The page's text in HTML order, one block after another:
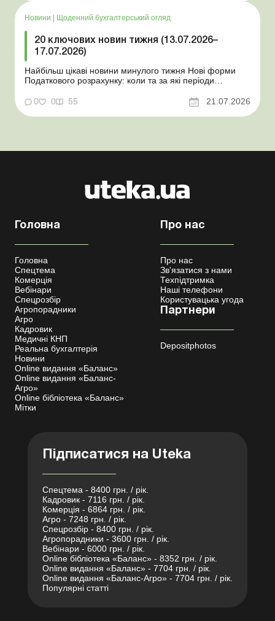
Новини | Щоденний бухгалтерський огляд
20 ключових новин тижня (13.07.2026–
17.07.2026)
Найбільш цікаві новини минулого тижня Нові форми
Податкового розрахунку: коли та за які періоди
відстрочки від призову під час мобілізації удосконалено
Кабмін утворив Координаційний центр з організації
бронювання військовозобов’язаних Верховна ...
0 0 55 21.07.2026
Головна
Головна
Спецтема
Комерція
Вебінари
Спецрозбір
Агропорадники
Агро
Кадровик
Медичні КНП
Реальна бухгалтерія
Новини
Online видання «Баланс»
Online видання «Баланс-
Агро»
Online бібліотека «Баланс»
Мітки
Про нас
Про нас
Зв'язатися з нами
Техпідтримка
Наші телефони
Користувацька угода
Партнери
Depositphotos
Підписатися на Uteka
Спецтема - 8400 грн. / рік.
Кадровик - 7116 грн. / рік.
Комерція - 6864 грн. / рік.
Агро - 7248 грн. / рік.
Спецрозбір - 8400 грн. / рік.
Агропорадники - 3600 грн. / рік.
Вебінари - 6000 грн. / рік.
Online бібліотека «Баланс» - 8352 грн. / рік.
Online видання «Баланс» - 7704 грн. / рік.
Online видання «Баланс-Агро» - 7704 грн. / рік.
Популярні статті